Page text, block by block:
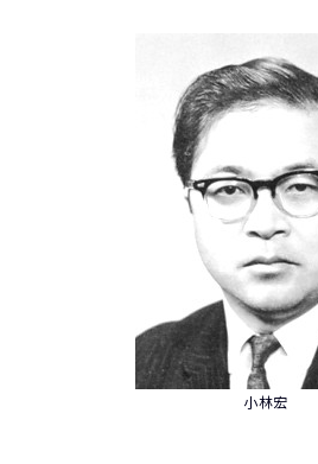
小林宏